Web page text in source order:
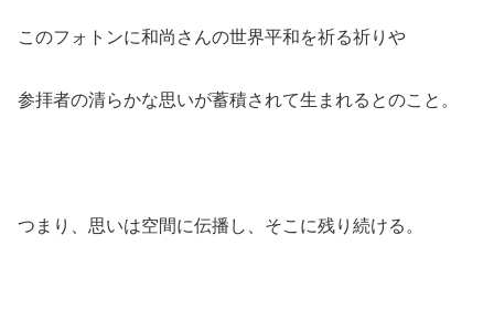
このフォトンに和尚さんの世界平和を祈る祈りや
参拝者の清らかな思いが蓄積されて生まれるとのこと。
つまり、思いは空間に伝播し、そこに残り続ける。